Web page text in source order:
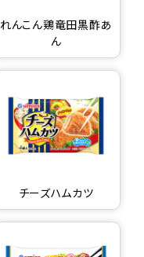
れんこん鶏竜田黒酢あ
ん
チーズハムカツ